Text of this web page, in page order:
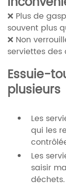
❌ Plus de
souvent plus
❌ Non
serviettes
Essuie-
plusieurs
Les
qui les
Les
saisir
déchets.